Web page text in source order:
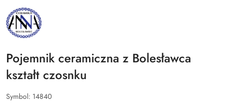
NAZWA
PRODUCENTA:
BOLESŁAWIEC
ANNA
Pojemnik ceramiczna z Bolesławca
kształt czosnku
Symbol: 14840